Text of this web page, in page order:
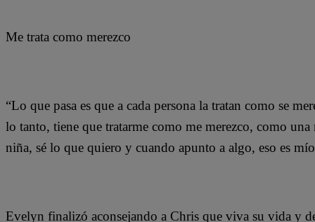
Me trata como merezco
“Lo que pasa es que a cada persona la tratan como se
lo tanto, tiene que tratarme como me merezco, como
niña, sé lo que quiero y cuando apunto a algo, eso es
Evelyn finalizó aconsejando a Chris que viva su vida y